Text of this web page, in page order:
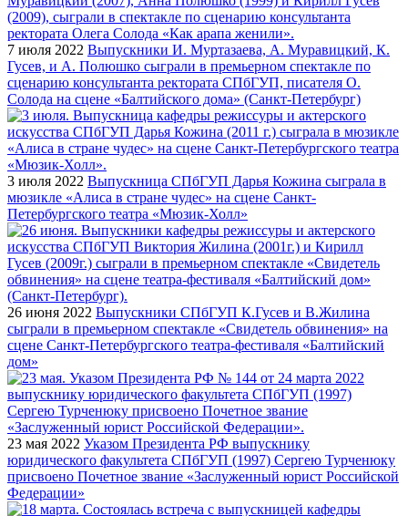
7 июля 2022 Выпускники И. Муртазаева, А. Муравицкий, К.
Гусев, и А. Полюшко сыграли в премьерном спектакле по
сценарию консультанта ректората СПбГУП, писателя О.
Солода на сцене «Балтийского дома» (Санкт-Петербург)
3 июля 2022 Выпускница СПбГУП Дарья Кожина сыграла в
мюзикле «Алиса в стране чудес» на сцене Санкт-
Петербургского театра «Мюзик-Холл»
26 июня 2022 Выпускники СПбГУП К.Гусев и В.Жилина
сыграли в премьерном спектакле «Свидетель обвинения» на
сцене Санкт-Петербургского театра-фестиваля «Балтийский
дом»
23 мая 2022 Указом Президента РФ выпускнику
юридического факультета СПбГУП (1997) Сергею Турченюку
присвоено Почетное звание «Заслуженный юрист Российской
Федерации»